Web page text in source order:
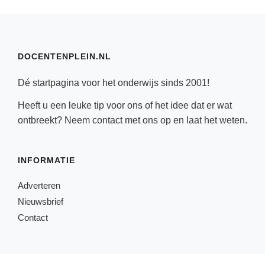
DOCENTENPLEIN.NL
Dé startpagina voor het onderwijs sinds 2001!
Heeft u een leuke tip voor ons of het idee dat er wat
ontbreekt? Neem contactmet ons op en laat het weten.
INFORMATIE
Adverteren
Nieuwsbrief
Contact